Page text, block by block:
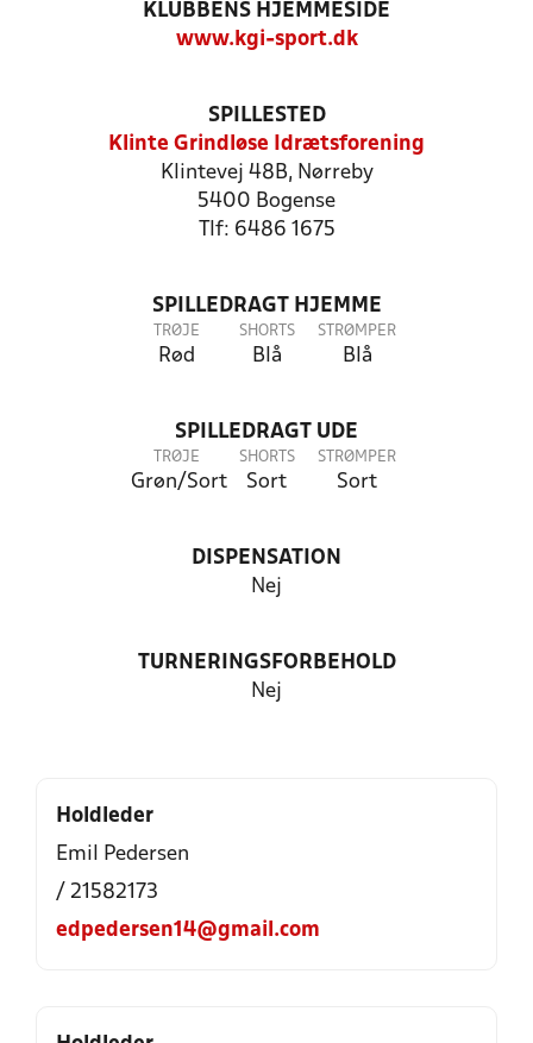
KLUBBENS HJEMMESIDE
www.kgi-sport.dk
SPILLESTED
Klinte Grindløse Idrætsforening
Klintevej 48B, Nørreby
5400 Bogense
Tlf: 6486 1675
SPILLEDRAGT HJEMME
TRØJE
Rød
SHORTS
Blå
STRØMPER
Blå
SPILLEDRAGT UDE
TRØJE
Grøn/Sort
SHORTS
Sort
STRØMPER
Sort
DISPENSATION
Nej
TURNERINGSFORBEHOLD
Nej
Holdleder
Emil Pedersen
/ 21582173
edpedersen14@gmail.com